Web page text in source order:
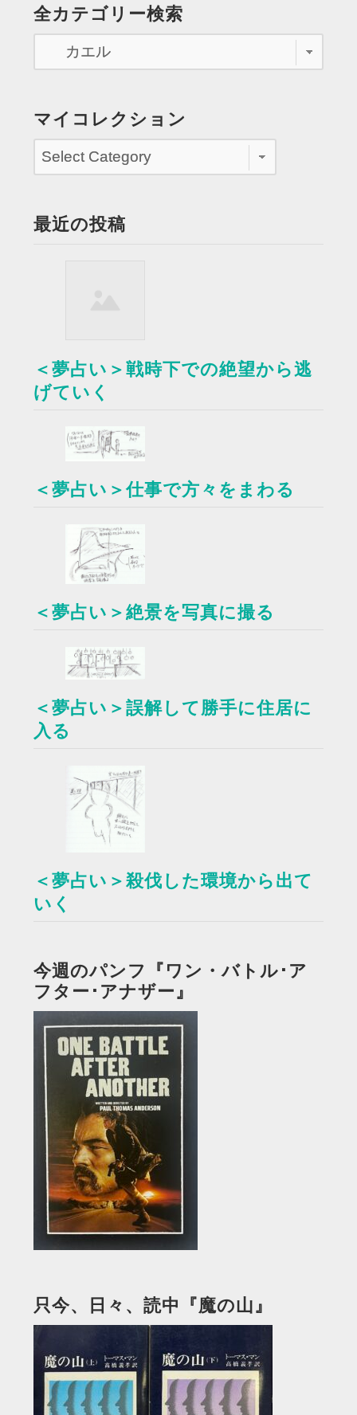
出
す”
の
ペ
ー
送
り
全カテゴリー検索
マイコレクション
最近の投稿
＜夢占い＞戦時下での絶望から逃
げていく
＜夢占い＞仕事で方々をまわる
＜夢占い＞絶景を写真に撮る
＜夢占い＞誤解して勝手に住居に
入る
＜夢占い＞殺伐した環境から出て
いく
今週のパンフ『ワン・バトル･ア
フター･アナザー』
只今、日々、読中『魔の山』